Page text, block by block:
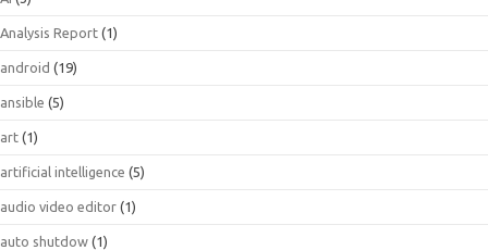
Analysis Report (1)
android (19)
ansible (5)
art (1)
artificial intelligence (5)
audio video editor (1)
auto shutdow (1)